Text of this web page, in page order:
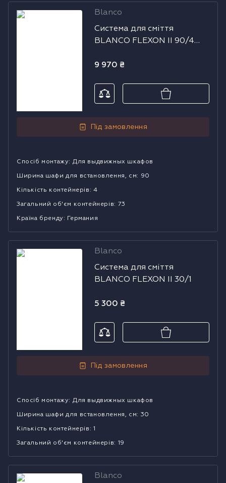
Система для
Blanco
Система для сміття
BLANCO FLEXON II 90/4
9 970 ₴
Під замовлення
Спосіб монтажу: Для выдвижных шкафов
Ширина шафи для встановлення, см: 90
Кількість контейнерів : 4
Загальний об'єм контейнерів: 73
Країна бренду : Германия
Система для
Blanco
Система для сміття
BLANCO FLEXON II 30/1
5 300 ₴
Під замовлення
Спосіб монтажу: Для выдвижных шкафов
Ширина шафи для встановлення, см: 30
Кількість контейнерів : 1
Загальний об'єм контейнерів: 19
Система для Blanco